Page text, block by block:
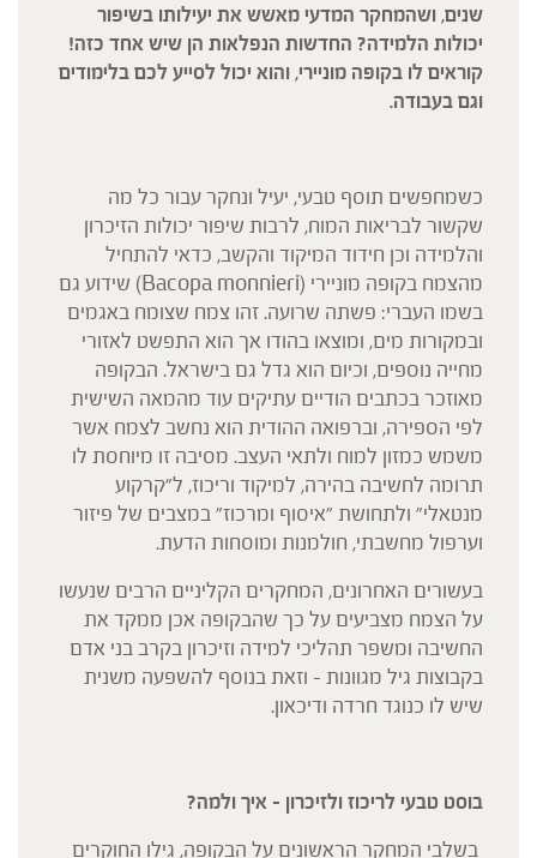
שנים, ושהמחקר המדעי מאשש את יעילותו בשיפור
יכולות הלמידה? החדשות הנפלאות הן שיש אחד כזה!
קוראים לו בקופה מוניירי, והוא יכול לסייע לכם בלימודים
וגם בעבודה.
כשמחפשים תוסף טבעי, יעיל ונחקר עבור כל מה
שקשור לבריאות המוח, לרבות שיפור יכולות הזיכרון
והלמידה וכן חידוד המיקוד והקשב, כדאי להתחיל
מהצמח בקופה מוניירי (Bacopa monnieri) שידוע גם
בשמו העברי: פשתה שרועה. זהו צמח שצומח באגמים
ובמקורות מים, ומוצאו בהודו אך הוא התפשט לאזורי
מחייה נוספים, וכיום הוא גדל גם בישראל. הבקופה
מאוזכר בכתבים הודיים עתיקים עוד מהמאה השישית
לפי הספירה, וברפואה ההודית הוא נחשב לצמח אשר
משמש כמזון למוח ולתאי העצב. מסיבה זו מיוחסת לו
תרומה לחשיבה בהירה, למיקוד וריכוז, ל"קרקוע
מנטאלי" ולתחושת "איסוף ומרכוז" במצבים של פיזור
וערפול מחשבתי, חולמנות ומוסחות הדעת.
בעשורים האחרונים, המחקרים הקליניים הרבים שנעשו
על הצמח מצביעים על כך שהבקופה אכן ממקד את
החשיבה ומשפר תהליכי למידה וזיכרון בקרב בני אדם
בקבוצות גיל מגוונות – וזאת בנוסף להשפעה משנית
שיש לו כנוגד חרדה ודיכאון.
בוסט טבעי לריכוז ולזיכרון – איך ולמה?
בשלבי המחקר הראשונים על הבקופה, גילו החוקרים